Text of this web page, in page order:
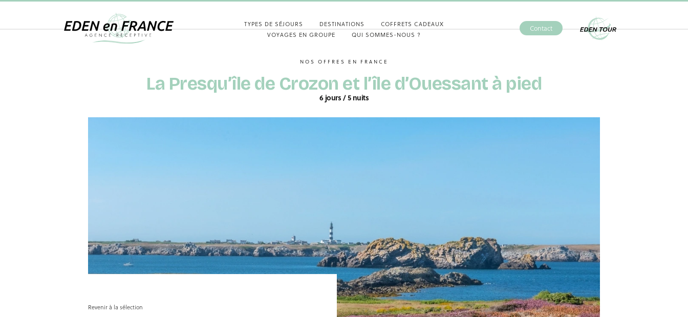
TYPES DE SÉJOURS DESTINATIONS
COFFRETS CADEAUX
VOYAGES EN GROUPE
QUI SOMMES-NOUS ?
Contact
NOS OFFRES EN FRANCE
La Presqu’île de Crozon et l’île d’Ouessant à pied
6 jours / 5 nuits
Revenir à la sélection